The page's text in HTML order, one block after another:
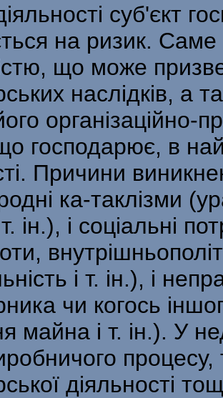
суб'єкт
на ризик. Саме
що може
наслідків, а
організаційно-
господарює, в
Причини
ка-таклізми
ін.), і соціальні
і т. ін.), і
чи когось
майна і т. ін.). У
діяльності